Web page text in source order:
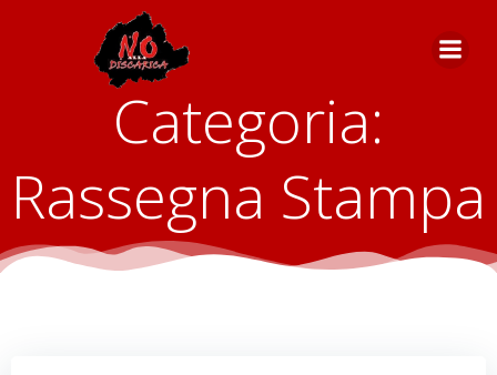
Categoria:
Rassegna Stampa